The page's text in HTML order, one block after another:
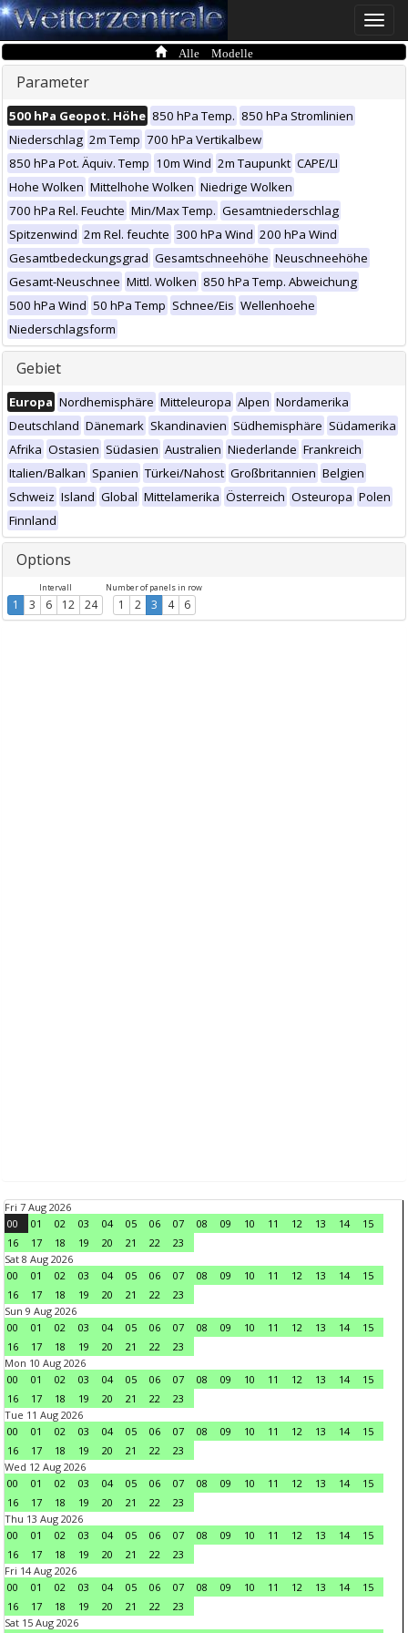
Toggle
Alle Modelle
Parameter
500 hPa Geopot. Höhe 850 hPa Temp. 850 hPa Stromlinien
Niederschlag 2m Temp 700 hPa Vertikalbew
850 hPa Pot. Äquiv. Temp 10m Wind 2m Taupunkt CAPE/LI
Hohe Wolken Mittelhohe Wolken Niedrige Wolken
700 hPa Rel. Feuchte Min/Max Temp. Gesamtniederschlag
Spitzenwind 2m Rel. feuchte 300 hPa Wind 200 hPa Wind
Gesamtbedeckungsgrad Gesamtschneehöhe Neuschneehöhe
Gesamt-Neuschnee Mittl. Wolken 850 hPa Temp. Abweichung
500 hPa Wind 50 hPa Temp Schnee/Eis Wellenhoehe
Niederschlagsform
Gebiet
Europa Nordhemisphäre Mitteleuropa Alpen Nordamerika
Deutschland Dänemark Skandinavien Südhemisphäre Südamerika
Afrika Ostasien Südasien Australien Niederlande Frankreich
Italien/Balkan Spanien Türkei/Nahost Großbritannien Belgien
Schweiz Island Global Mittelamerika Österreich Osteuropa Polen
Finnland
Options
Intervall
1 3 6 12 24
Number of panels in row
1 2 3 4 6
Fri 7 Aug 2026
00
01 02 03 04 05 06 07 08 09 10 11 12 13 14
15
16
17 18 19 20 21 22
23
Sat 8 Aug 2026
00
01 02 03 04 05 06 07 08 09 10 11 12 13 14
15
16
17 18 19 20 21 22
23
Sun 9 Aug 2026
00
01 02 03 04 05 06 07 08 09 10 11 12 13 14
15
16
17 18 19 20 21 22
23
Mon 10 Aug 2026
00
01 02 03 04 05 06 07 08 09 10 11 12 13 14
15
16
17 18 19 20 21 22
23
Tue 11 Aug 2026
00
01 02 03 04 05 06 07 08 09 10 11 12 13 14
15
16
17 18 19 20 21 22
23
Wed 12 Aug 2026
00
01 02 03 04 05 06 07 08 09 10 11 12 13 14
15
16
17 18 19 20 21 22
23
Thu 13 Aug 2026
00
01 02 03 04 05 06 07 08 09 10 11 12 13 14
15
16
17 18 19 20 21 22
23
Fri 14 Aug 2026
00
01 02 03 04 05 06 07 08 09 10 11 12 13 14
15
16
17 18 19 20 21 22
23
Sat 15 Aug 2026